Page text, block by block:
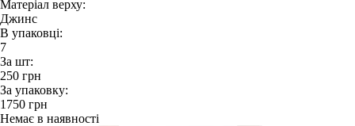
Матеріал верху:
Джинс
В упаковці:
7
За шт:
250 грн
За упаковку:
1750 грн
Немає в наявності